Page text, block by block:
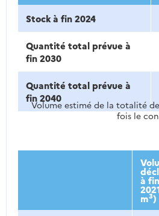
Stock à fin 2024
Quantité total prévue à
fin 2030
Quantité total prévue à
fin 2040
Volume estimé de la totalité
fois le
à fin
m3)